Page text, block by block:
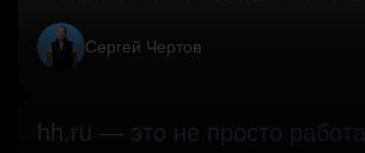
Сергей Чертов
hh.ru — это не просто работа